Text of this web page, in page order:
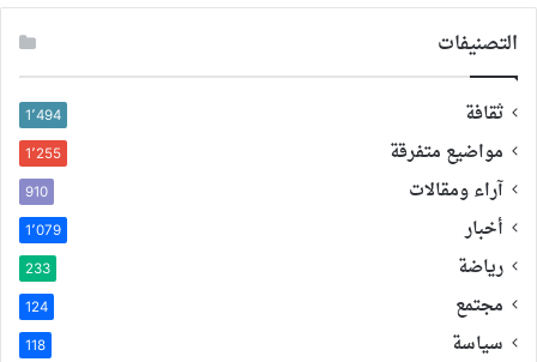
التصنيفات
ثقافة 1٬494
مواضيع متفرقة 1٬255
آراء ومقالات 910
أخبار 1٬079
رياضة 233
مجتمع 124
سياسة 118